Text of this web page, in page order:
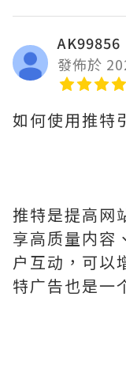
AK99856
發佈於
如何使用推特
推特是提高网
享高质量内容
户互动，可以
特广告也是一